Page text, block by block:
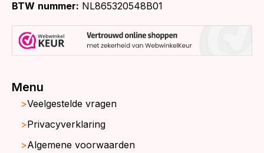
BTW nummer: NL865320548B01
Menu
Veelgestelde vragen
Privacyverklaring
Algemene voorwaarden